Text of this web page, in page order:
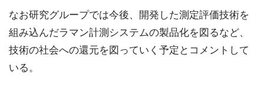
なお研究グループでは今後、開発した測定評価技術を
組み込んだラマン計測システムの製品化を図るなど、
技術の社会への還元を図っていく予定とコメントして
いる。